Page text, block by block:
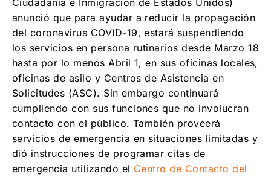
Ciudadanía e Inmigración de Estados Unidos)
anunció que para ayudar a reducir la propagación
del coronavirus COVID-19, estará suspendiendo
los servicios en persona rutinarios desde Marzo 18
hasta por lo menos Abril 1, en sus oficinas locales,
oficinas de asilo y Centros de Asistencia en
Solicitudes (ASC). Sin embargo continuará
cumpliendo con sus funciones que no involucran
contacto con el público. También proveerá
servicios de emergencia en situaciones limitadas y
dió instrucciones de programar citas de
emergencia utilizando el Centro de Contacto del